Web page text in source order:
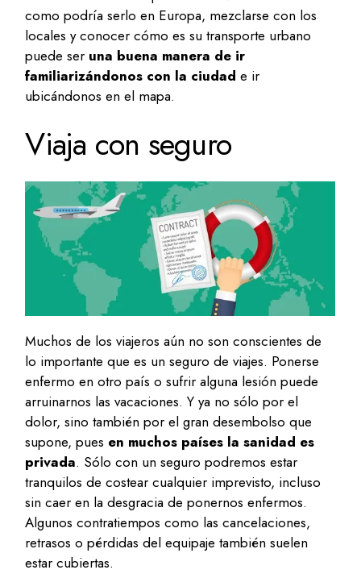
como podría serlo en Europa, mezclarse con los
locales y conocer cómo es su transporte urbano
puede ser una buena manera de ir
familiarizándonos con la ciudad e ir
ubicándonos en el mapa.
Viaja con seguro
Muchos de los viajeros aún no son conscientes de
lo importante que es un seguro de viajes. Ponerse
enfermo en otro país o sufrir alguna lesión puede
arruinarnos las vacaciones. Y ya no sólo por el
dolor, sino también por el gran desembolso que
supone, pues en muchos países la sanidad es
privada. Sólo con un seguro podremos estar
tranquilos de costear cualquier imprevisto, incluso
sin caer en la desgracia de ponernos enfermos.
Algunos contratiempos como las cancelaciones,
retrasos o pérdidas del equipaje también suelen
estar cubiertas.